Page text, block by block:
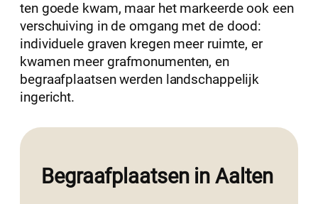
ten goede kwam, maar het markeerde ook een
verschuiving in de omgang met de dood:
individuele graven kregen meer ruimte, er
kwamen meer grafmonumenten, en
begraafplaatsen werden landschappelijk
ingericht.
Begraafplaatsen in Aalten